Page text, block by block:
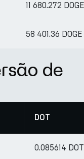
11 680.272 DOGE
58 401.36 DOGE
de
DOT
0.085614 DOT